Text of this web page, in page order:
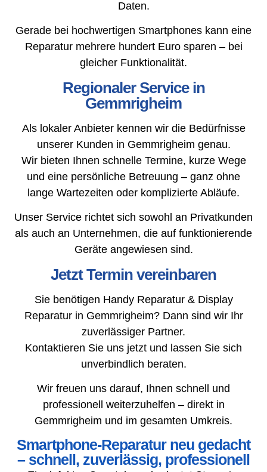
Daten.
Gerade bei hochwertigen Smartphones kann eine
Reparatur mehrere hundert Euro sparen – bei
gleicher Funktionalität.
Regionaler Service in
Gemmrigheim
Als lokaler Anbieter kennen wir die Bedürfnisse
unserer Kunden in Gemmrigheim genau.
Wir bieten Ihnen schnelle Termine, kurze Wege
und eine persönliche Betreuung – ganz ohne
lange Wartezeiten oder komplizierte Abläufe.
Unser Service richtet sich sowohl an Privatkunden
als auch an Unternehmen, die auf funktionierende
Geräte angewiesen sind.
Jetzt Termin vereinbaren
Sie benötigen Handy Reparatur & Display
Reparatur in Gemmrigheim? Dann sind wir Ihr
zuverlässiger Partner.
Kontaktieren Sie uns jetzt und lassen Sie sich
unverbindlich beraten.
Wir freuen uns darauf, Ihnen schnell und
professionell weiterzuhelfen – direkt in
Gemmrigheim und im gesamten Umkreis.
Smartphone-Reparatur neu gedacht
– schnell, zuverlässig, professionell